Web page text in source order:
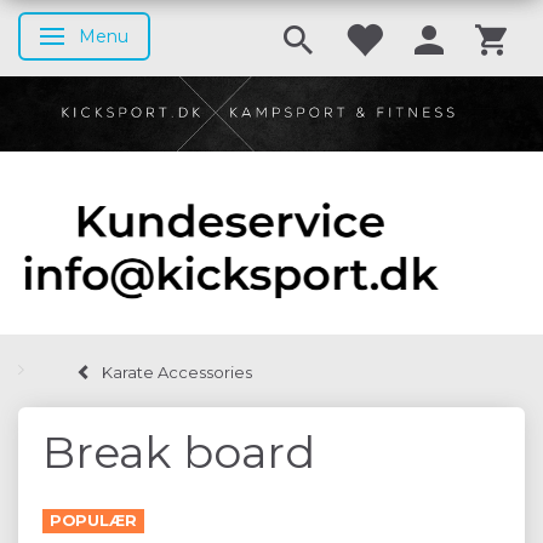
Skifte navigation
Menu
Karate Accessories
Break board
POPULÆR